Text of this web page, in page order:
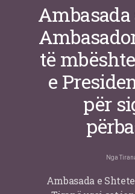
të
e
për
Nga
Ambasada e